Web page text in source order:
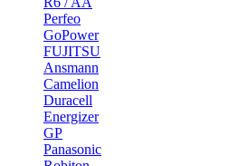
Perfeo
GoPower
FUJITSU
Ansmann
Camelion
Duracell
Energizer
GP
Panasonic